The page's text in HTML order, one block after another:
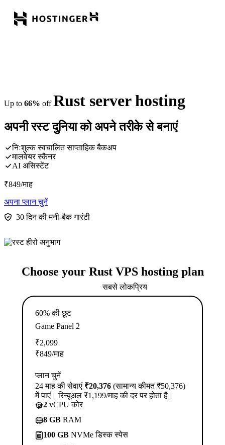
Up to 66% offRust server hosting
अपनी रस्ट दुनिया को अपने तरीके से बनाएं
निःशुल्क स्वचालित साप्ताहिक बैकअप
मालवेयर स्कैनर
AI असिस्टेंट
₹849/माह
अपना प्लान चुनें
30 दिन की मनी-बैक गारंटी
Choose your Rust VPS hosting plan
सबसे लोकप्रिय
60% की छूट
Game Panel 2
₹2,099
₹849/माह
प्लान चुनें
24 माह की सेवाएं ₹20,376 (सामान्य कीमत ₹50,376)
में पाएं। रिन्यूअल ₹1,199/माह की दर पर होता है।
2 vCPU कोर
8 GB RAM
100 GB NVMe डिस्क स्पेस